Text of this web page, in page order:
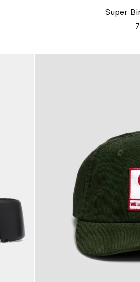
Super